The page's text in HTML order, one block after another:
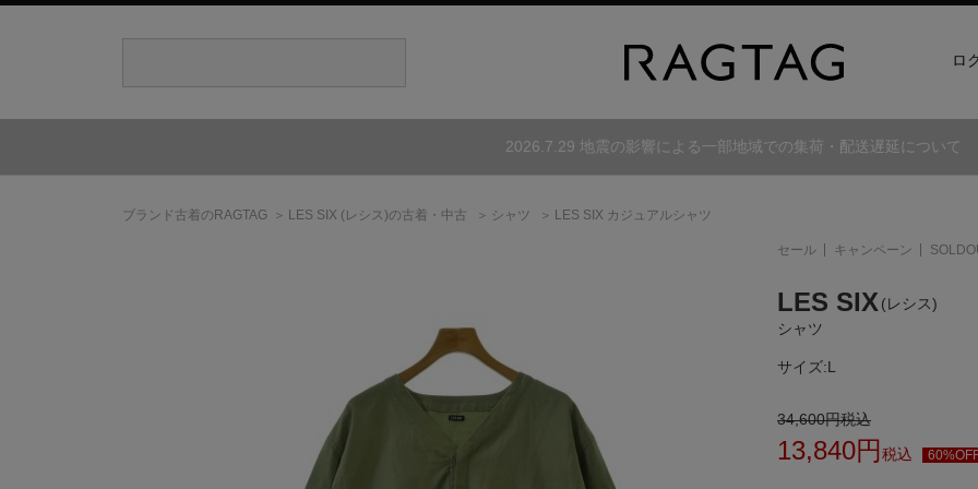
ロ
2026.7.29 地震の影響による一部地域での集荷・配送遅延について
ブランド古着のRAGTAG LES SIX (レシス)の古着・中古 シャツ LES SIX カジュアルシャツ
セール キャンペーン
LES SIX (レシス)
シャツ
サイズ:L
34,600円税込
13,840円税込